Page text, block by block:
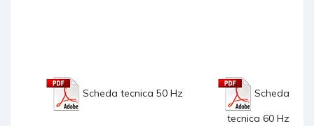
Scheda tecnica 50 Hz Scheda
tecnica 60 Hz